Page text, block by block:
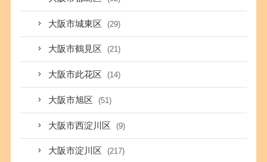
大阪市城東区 (29)
大阪市鶴見区 (21)
大阪市此花区 (14)
大阪市旭区 (51)
大阪市西淀川区 (9)
大阪市淀川区 (217)